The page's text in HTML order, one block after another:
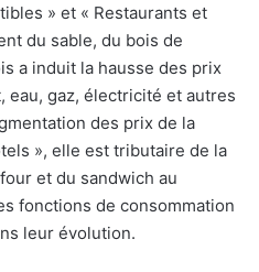
» et « Restaurants et
du sable, du bois de
a induit la hausse des prix
eau, gaz, électricité et autres
des prix de la
», elle est tributaire de la
et du sandwich au
fonctions de consommation
leur évolution.